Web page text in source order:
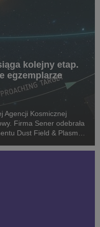
kolejny etap.
egzemplarze
Agencji Kosmicznej
Firma Sener odebrała
Dust Field & Plasma
kome...